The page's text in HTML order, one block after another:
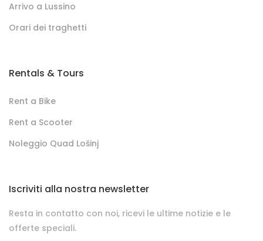
Arrivo a Lussino
Orari dei traghetti
Rentals & Tours
Rent a Bike
Rent a Scooter
Noleggio Quad Lošinj
Iscriviti alla nostra newsletter
Resta in contatto con noi, ricevi le ultime notizie e le
offerte speciali.